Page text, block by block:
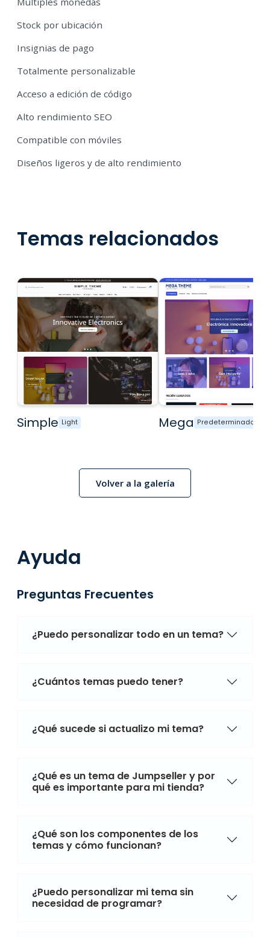
Stock por ubicación
Insignias de pago
Totalmente personalizable
Acceso a edición de código
Alto rendimiento SEO
Compatible con móviles
Diseños ligeros y de alto rendimiento
Temas relacionados
Simple Light Mega Predeterminado
Volver a la galería
Ayuda
Preguntas Frecuentes
¿Puedo personalizar todo en un tema?
¿Cuántos temas puedo tener?
¿Qué sucede si actualizo mi tema?
¿Qué es un tema de Jumpseller y por
qué es importante para mi tienda?
¿Qué son los componentes de los
temas y cómo funcionan?
¿Puedo personalizar mi tema sin
necesidad de programar?